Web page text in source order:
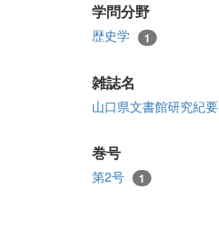
学問分野
歴史学 1
雑誌名
山口県文書館研究紀要
巻号
第2号 1